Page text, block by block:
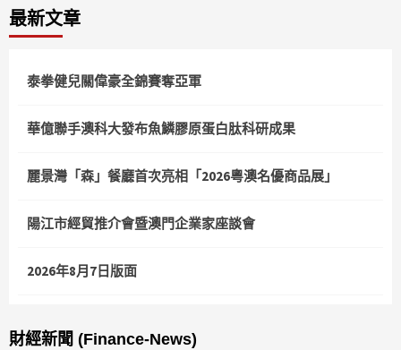
最新文章
泰拳健兒關偉豪全錦賽奪亞軍
華億聯手澳科大發布魚鱗膠原蛋白肽科研成果
麗景灣「森」餐廳首次亮相「2026粵澳名優商品展」
陽江市經貿推介會暨澳門企業家座談會
2026年8月7日版面
財經新聞 (Finance-News)